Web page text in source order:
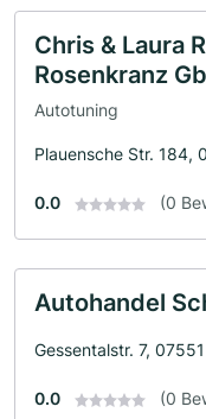
Chris & Laura
Rosenkranz
Autotuning
Plauensche Str. 184,
0.0 (0
Autohandel
Gessentalstr. 7,
0.0 (0